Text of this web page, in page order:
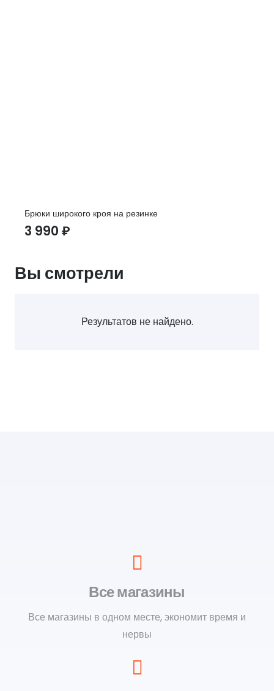
Брюки широкого кроя на резинке
3 990 ₽
Вы смотрели
Результатов не найдено.
Все магазины
Все магазины в одном месте, экономит время и
нервы